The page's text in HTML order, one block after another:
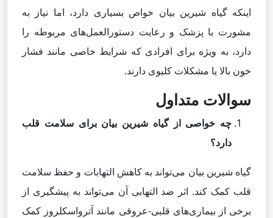
اینکه گیاه شیرین بیان خواص بسیاری دارد، اما نیاز به
مشورت با پزشک و رعایت دستورالعمل‌های مربوطه را
دارد، به ویژه برای افرادی که شرایط خاصی مانند فشار
خون بالا یا مشکلات کلیوی دارند.
سوالات متداول
چه خواصی از گیاه شیرین بیان برای سلامت قلب
دارد؟
گیاه شیرین بیان می‌تواند به کاهش التهابات و حفظ سلامت
قلب کمک کند. اثر ضد التهابی آن می‌تواند به پیشگیری از
برخی از بیماری‌های قلبی-عروقی مانند آترواسکلروز کمک